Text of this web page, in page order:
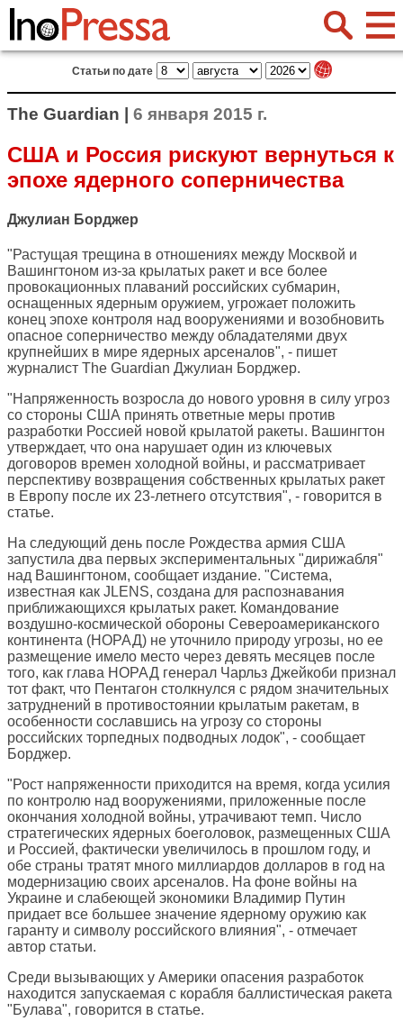
Статьи по дате
The Guardian | 6 января 2015 г.
США и Россия рискуют вернуться к
эпохе ядерного соперничества
Джулиан Борджер
"Растущая трещина в отношениях между Москвой и
Вашингтоном из-за крылатых ракет и все более
провокационных плаваний российских субмарин,
оснащенных ядерным оружием, угрожает положить
конец эпохе контроля над вооружениями и возобновить
опасное соперничество между обладателями двух
крупнейших в мире ядерных арсеналов", - пишет
журналист The Guardian Джулиан Борджер.
"Напряженность возросла до нового уровня в силу угроз
со стороны США принять ответные меры против
разработки Россией новой крылатой ракеты. Вашингтон
утверждает, что она нарушает один из ключевых
договоров времен холодной войны, и рассматривает
перспективу возвращения собственных крылатых ракет
в Европу после их 23-летнего отсутствия", - говорится в
статье.
На следующий день после Рождества армия США
запустила два первых экспериментальных "дирижабля"
над Вашингтоном, сообщает издание. "Система,
известная как JLENS, создана для распознавания
приближающихся крылатых ракет. Командование
воздушно-космической обороны Североамериканского
континента (НОРАД) не уточнило природу угрозы, но ее
размещение имело место через девять месяцев после
того, как глава НОРАД генерал Чарльз Джейкоби признал
тот факт, что Пентагон столкнулся с рядом значительных
затруднений в противостоянии крылатым ракетам, в
особенности сославшись на угрозу со стороны
российских торпедных подводных лодок", - сообщает
Борджер.
"Рост напряженности приходится на время, когда усилия
по контролю над вооружениями, приложенные после
окончания холодной войны, утрачивают темп. Число
стратегических ядерных боеголовок, размещенных США
и Россией, фактически увеличилось в прошлом году, и
обе страны тратят много миллиардов долларов в год на
модернизацию своих арсеналов. На фоне войны на
Украине и слабеющей экономики Владимир Путин
придает все большее значение ядерному оружию как
гаранту и символу российского влияния", - отмечает
автор статьи.
Среди вызывающих у Америки опасения разработок
находится запускаемая с корабля баллистическая ракета
"Булава", говорится в статье.